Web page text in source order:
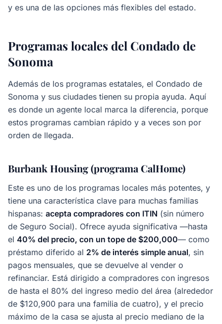
y es una de las opciones más flexibles del estado.
Programas locales del Condado de
Sonoma
Además de los programas estatales, el Condado de
Sonoma y sus ciudades tienen su propia ayuda. Aquí
es donde un agente local marca la diferencia, porque
estos programas cambian rápido y a veces son por
orden de llegada.
Burbank Housing (programa CalHome)
Este es uno de los programas locales más potentes, y
tiene una característica clave para muchas familias
hispanas: acepta compradores con ITIN (sin número
de Seguro Social). Ofrece ayuda significativa —hasta
el 40% del precio, con un tope de $200,000— como
préstamo diferido al 2% de interés simple anual, sin
pagos mensuales, que se devuelve al vender o
refinanciar. Está dirigido a compradores con ingresos
de hasta el 80% del ingreso medio del área (alrededor
de $120,900 para una familia de cuatro), y el precio
máximo de la casa se ajusta al precio mediano de la